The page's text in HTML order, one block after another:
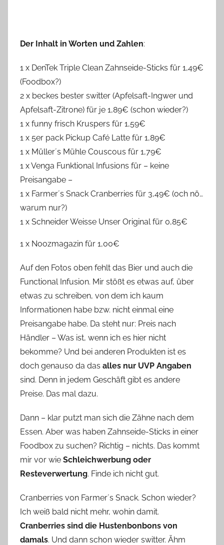
Der Inhalt in Worten und Zahlen:
1 x DenTek Triple Clean Zahnseide-Sticks für 1,49€
(Foodbox?)
2 x beckes bester switter (Apfelsaft-Ingwer und
Apfelsaft-Zitrone) für je 1,89€ (schon wieder?)
1 x funny frisch Kruspers für 1,59€
1 x 5er pack Pickup Café Latte für 1,89€
1 x Müller´s Mühle Couscous für 1,79€
1 x Venga Funktional Infusions für – keine
Preisangabe –
1 x Farmer´s Snack Cranberries für 3,49€ (och nö…
warum nur?)
1 x Schneider Weisse Unser Original für 0,85€
1 x Noozmagazin für 1,00€
Auf den Fotos oben fehlt das Bier und auch die
Functional Infusion. Mir stößt es etwas auf, über
etwas zu schreiben, von dem ich kaum
Informationen habe bzw. nicht einmal eine
Preisangabe habe. Da steht nur: Preis nach
Händler – Was ist, wenn ich es hier nicht
bekomme? Und bei anderen Produkten ist es
doch genauso da das alles nur UVP Angaben
sind. Denn in jedem Geschäft gibt es andere
Preise. Das mal dazu.
Dann – klar putzt man sich die Zähne nach dem
Essen. Aber was haben Zahnseide-Sticks in einer
Foodbox zu suchen? Richtig – nichts. Das kommt
mir vor wie Schleichwerbung oder
Resteverwertung. Finde ich nicht gut.
Cranberries von Farmer´s Snack. Schon wieder?
Ich weiß bald nicht mehr, wohin damit.
Cranberries sind die Hustenbonbons von
damals. Und dann schon wieder switter. Ähm